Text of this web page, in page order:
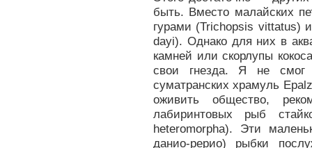
быть. Вместо малайских
гурами (Trichopsis vittatus)
dayi). Однако для них в
камней или скорлупы
свои гнезда. Я не смог
суматранских храмуль
оживить общество,
лабиринтовых рыб
heteromorpha). Эти
данио-рерио) рыбки